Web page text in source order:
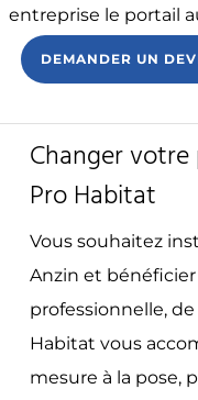
entreprise le portail
DEMANDER UN
Changer
Pro Habitat
Vous souhaitez
Anzin et
professionnelle,
Habitat vous
mesure à la pose,